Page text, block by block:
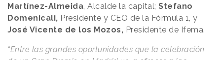
Martínez-Almeida, Alcalde la capital; Stefano
Domenicali, Presidente y CEO de la Fórmula 1, y
José Vicente de los Mozos, Presidente de Ifema.
“Entre las grandes oportunidades que la celebración